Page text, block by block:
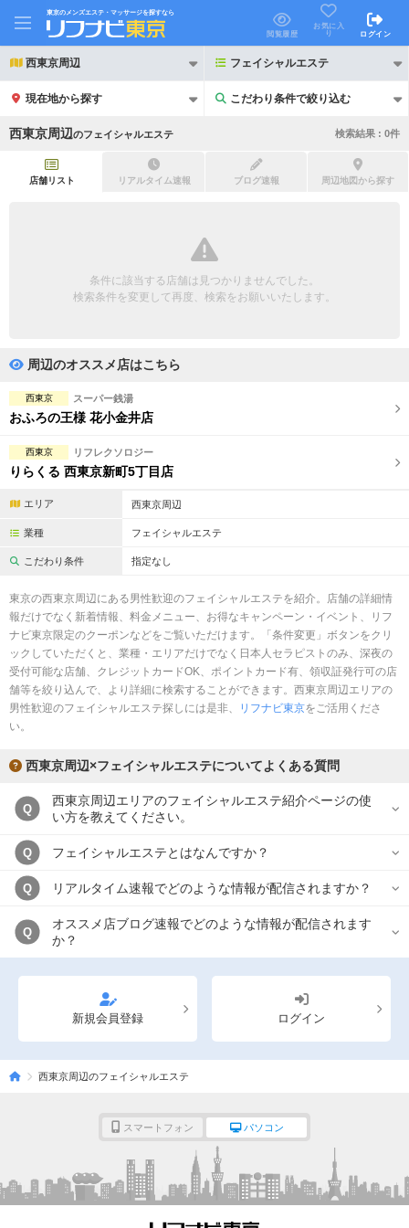
東京のメンズエステ・マッサージを探すなら
閲覧履歴
お気に入
り
ログイン
西東京周辺 フェイシャルエステ
現在地から探す こだわり条件で絞り込む
こだわり条件で絞り込む
完全個室
ペアルームあり
日本人スタッフのみ
スタッフ指名可 Ｗセラピスト
駅から徒歩5分以内
こだわり条件を変更
西東京周辺のフェイシャルエステ 検索結果 : 0件
店舗リスト リアルタイム速報 ブログ速報 周辺地図から探す
条件に該当する店舗は見つかりませんでした。
検索条件を変更して再度、検索をお願いいたします。
周辺のオススメ店はこちら
西東京 スーパー銭湯
おふろの王様 花小金井店
西東京 リフレクソロジー
りらくる 西東京新町5丁目店
エリア 西東京周辺
業種 フェイシャルエステ
こだわり条件 指定なし
東京の西東京周辺にある男性歓迎のフェイシャルエステを紹介。店舗の詳細情
報だけでなく新着情報、料金メニュー、お得なキャンペーン・イベント、リフ
ナビ東京限定のクーポンなどをご覧いただけます。「条件変更」ボタンをクリ
ックしていただくと、業種・エリアだけでなく日本人セラピストのみ、深夜の
受付可能な店舗、クレジットカードOK、ポイントカード有、領収証発行可の店
舗等を絞り込んで、より詳細に検索することができます。西東京周辺エリアの
男性歓迎のフェイシャルエステ探しには是非、
リフナビ東京をご活用くださ
い。
西東京周辺×フェイシャルエステについてよくある質問
Q
西東京周辺エリアのフェイシャルエステ紹介ページの使
い方を教えてください。
Q フェイシャルエステとはなんですか？
Q リアルタイム速報でどのような情報が配信されますか？
Q
オススメ店ブログ速報でどのような情報が配信されます
か？
新規会員登録 ログイン
西東京周辺のフェイシャルエステ
スマートフォン パソコン